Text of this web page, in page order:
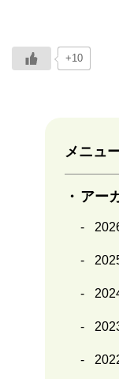
メニュ
アー
+10